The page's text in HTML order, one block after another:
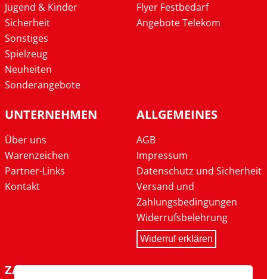
Jugend & Kinder
Sicherheit
Sonstiges
Spielzeug
Neuheiten
Sonderangebote
Flyer Festbedarf
Angebote Telekom
UNTERNEHMEN
Über uns
Warenzeichen
Partner-Links
Kontakt
ALLGEMEINES
AGB
Impressum
Datenschutz und Sicherheit
Versand und
Zahlungsbedingungen
Widerrufsbelehrung
Widerruf erklären
ZAHLARTEN